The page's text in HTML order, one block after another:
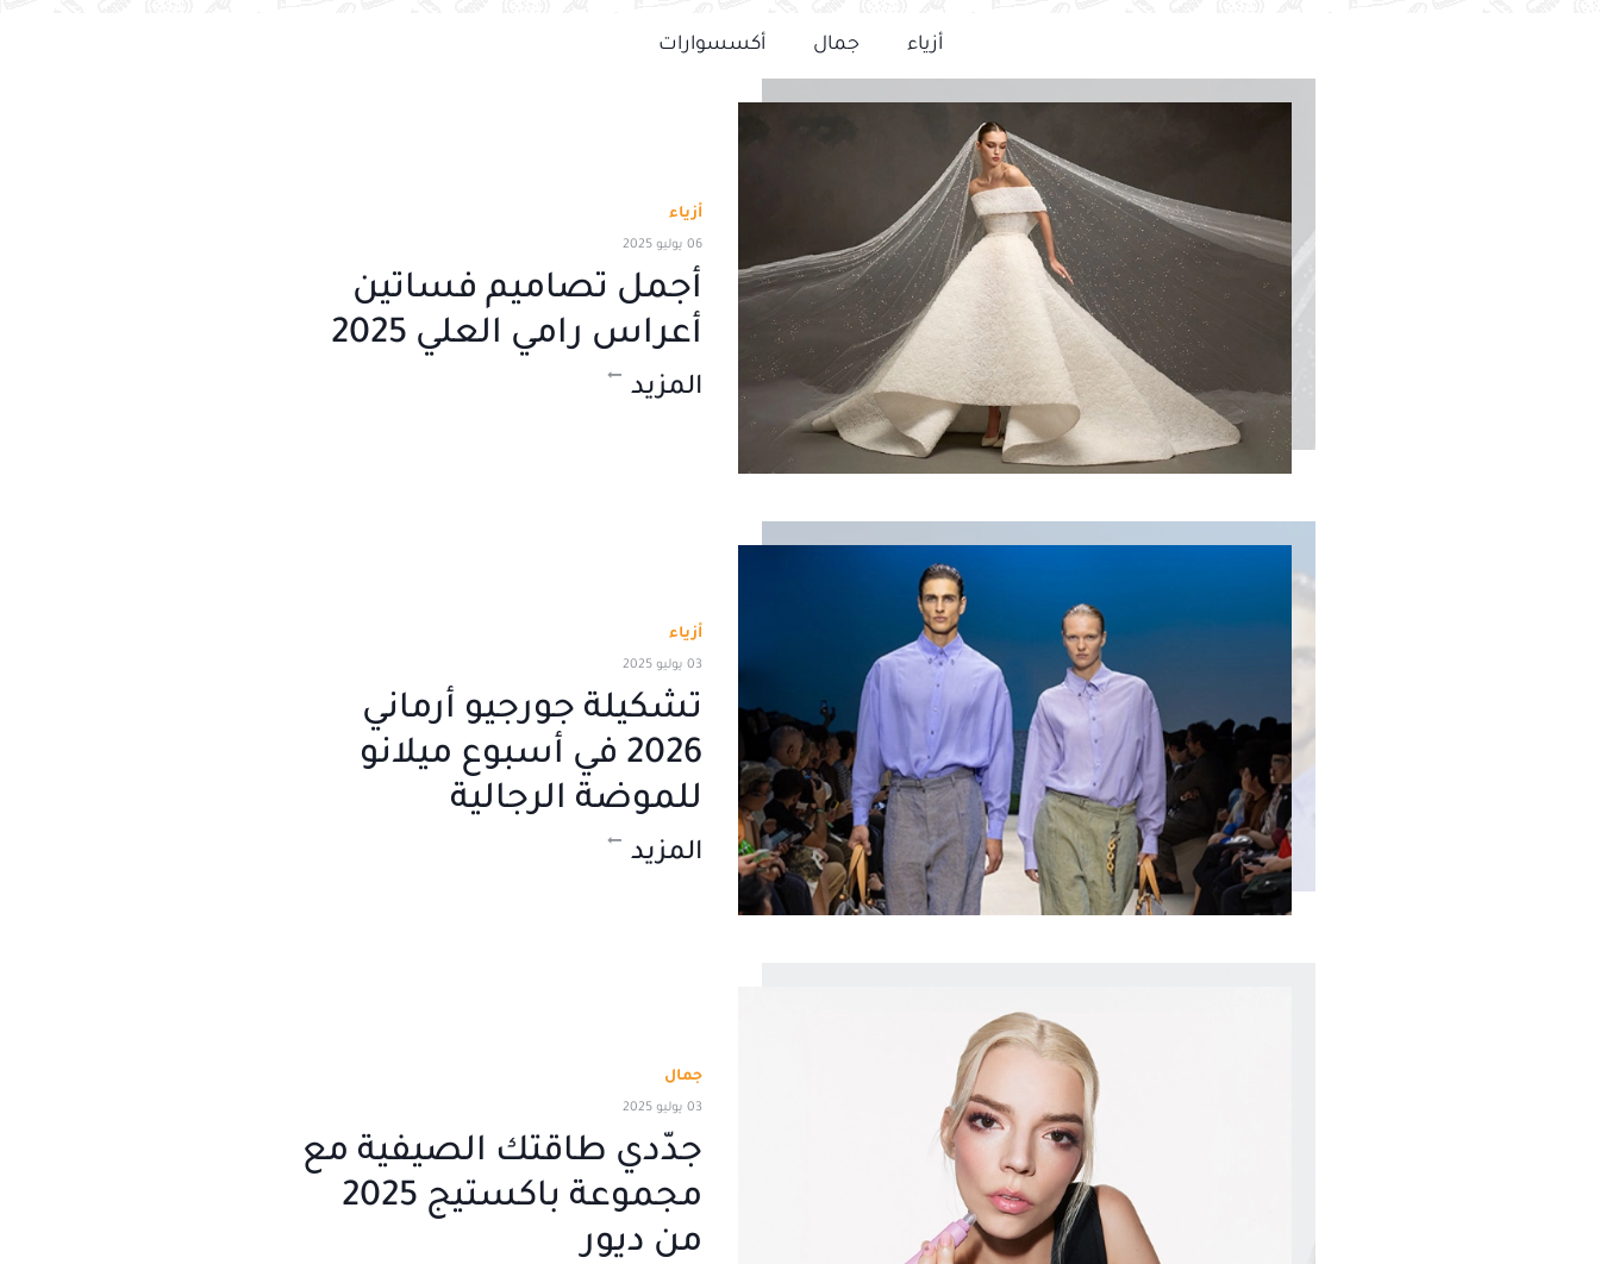
أزياء جمال أكسسوارات
أزياء
06 يوليو 2025
أجمل تصاميم فساتين
أعراس رامي العلي 2025
المزيد
أزياء
03 يوليو 2025
تشكيلة جورجيو أرماني
2026 في أسبوع ميلانو
للموضة الرجالية
المزيد
جمال
03 يوليو 2025
جدّدي طاقتك الصيفية مع
مجموعة باكستيج 2025
من ديور